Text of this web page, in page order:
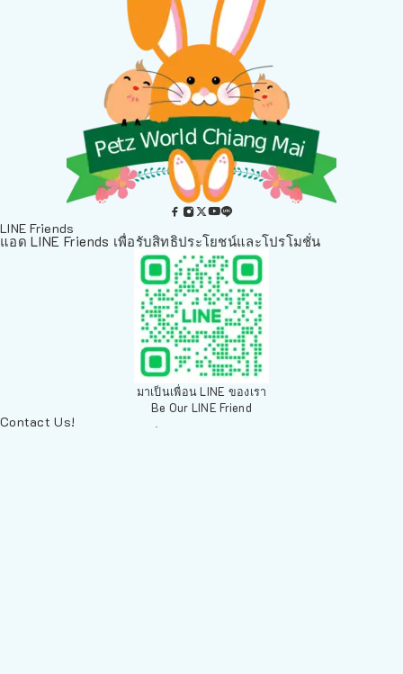
LINE Friends
แอด LINE Friends เพื่อรับสิทธิประโยชน์และโปรโมชั่น
มาเป็นเพื่อน LINE ของเรา
Be Our LINE Friend
Contact Us!